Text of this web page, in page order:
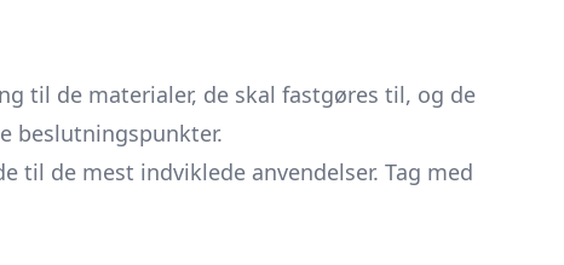
til de materialer, de skal fastgøres til, og de
beslutningspunkter.
de mest indviklede anvendelser. Tag med